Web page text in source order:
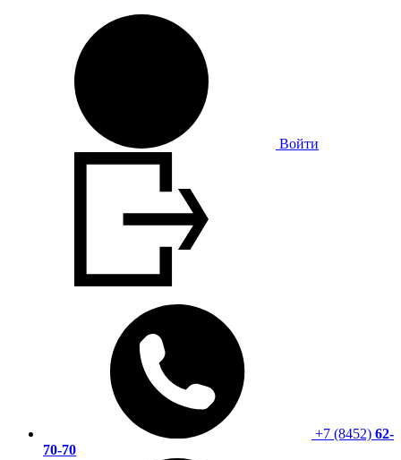
Войти
+7 (8452) 62-
70-70